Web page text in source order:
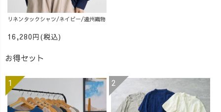
リネンタックシャツ/ネイビー/遠州織物
16,280円(税込)
お得セット